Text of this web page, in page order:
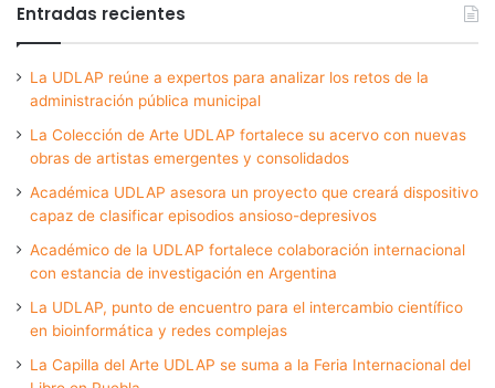
Entradas recientes
La UDLAP reúne a expertos para analizar los retos de la
administración pública municipal
La Colección de Arte UDLAP fortalece su acervo con nuevas
obras de artistas emergentes y consolidados
Académica UDLAP asesora un proyecto que creará dispositivo
capaz de clasificar episodios ansioso-depresivos
Académico de la UDLAP fortalece colaboración internacional
con estancia de investigación en Argentina
La UDLAP, punto de encuentro para el intercambio científico
en bioinformática y redes complejas
La Capilla del Arte UDLAP se suma a la Feria Internacional del